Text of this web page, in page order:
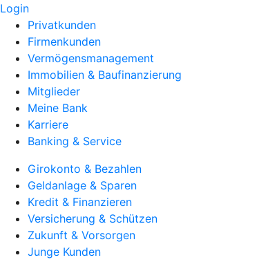
Login
Privatkunden
Firmenkunden
Vermögensmanagement
Immobilien & Baufinanzierung
Mitglieder
Meine Bank
Karriere
Banking & Service
Girokonto & Bezahlen
Geldanlage & Sparen
Kredit & Finanzieren
Versicherung & Schützen
Zukunft & Vorsorgen
Junge Kunden